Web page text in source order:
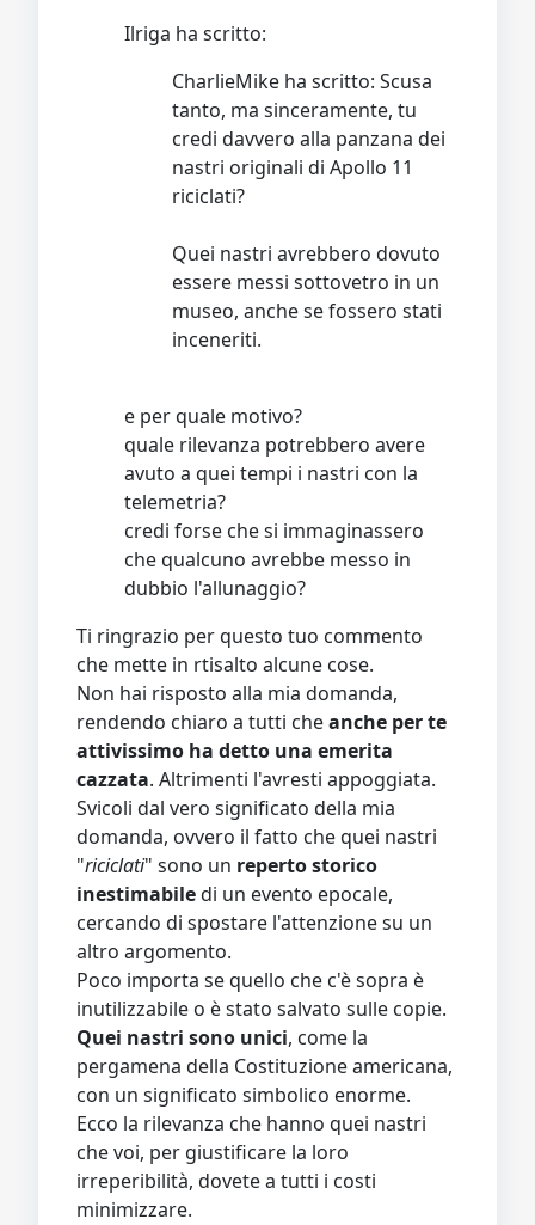
Ilriga ha scritto:
CharlieMike ha scritto: Scusa
tanto, ma sinceramente, tu
credi davvero alla panzana dei
nastri originali di Apollo 11
riciclati?
Quei nastri avrebbero dovuto
essere messi sottovetro in un
museo, anche se fossero stati
inceneriti.
e per quale motivo?
quale rilevanza potrebbero avere
avuto a quei tempi i nastri con la
telemetria?
credi forse che si immaginassero
che qualcuno avrebbe messo in
dubbio l'allunaggio?
Ti ringrazio per questo tuo commento
che mette in rtisalto alcune cose.
Non hai risposto alla mia domanda,
rendendo chiaro a tutti cheanche per te
attivissimo ha detto una emerita
cazzata. Altrimenti l'avresti appoggiata.
Svicoli dal vero significato della mia
domanda, ovvero il fatto che quei nastri
"riciclati" sono un reperto storico
inestimabiledi un evento epocale,
cercando di spostare l'attenzione su un
altro argomento.
Poco importa se quello che c'è sopra è
inutilizzabile o è stato salvato sulle copie.
Quei nastri sono unici, come la
pergamena della Costituzione americana,
con un significato simbolico enorme.
Ecco la rilevanza che hanno quei nastri
che voi, per giustificare la loro
irreperibilità, dovete a tutti i costi
minimizzare.